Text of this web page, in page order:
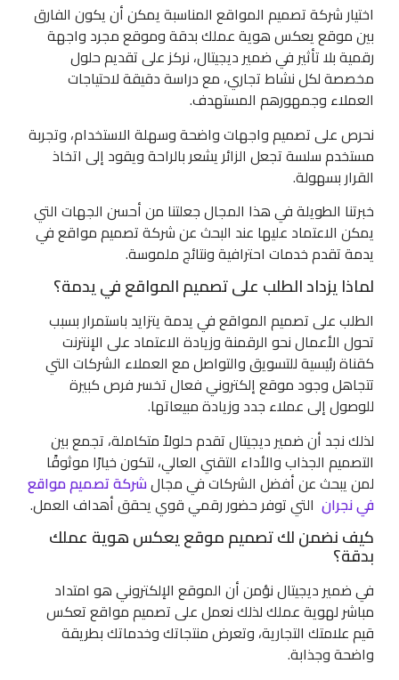
اختيار شركة تصميم المواقع المناسبة يمكن أن يكون الفارق
بين موقع يعكس هوية عملك بدقة وموقع مجرد واجهة
رقمية بلا تأثير في ضمير ديجيتال، نركز على تقديم حلول
مخصصة لكل نشاط تجاري، مع دراسة دقيقة لاحتياجات
العملاء وجمهورهم المستهدف.
نحرص على تصميم واجهات واضحة وسهلة الاستخدام، وتجربة
مستخدم سلسة تجعل الزائر يشعر بالراحة ويقود إلى اتخاذ
القرار بسهولة.
خبرتنا الطويلة في هذا المجال جعلتنا من أحسن الجهات التي
يمكن الاعتماد عليها عند البحث عن شركة تصميم مواقع في
يدمة تقدم خدمات احترافية ونتائج ملموسة.
لماذا يزداد الطلب على تصميم المواقع في يدمة؟
الطلب على تصميم المواقع في يدمة يتزايد باستمرار بسبب
تحول الأعمال نحو الرقمنة وزيادة الاعتماد على الإنترنت
كقناة رئيسية للتسويق والتواصل مع العملاء الشركات التي
تتجاهل وجود موقع إلكتروني فعال تخسر فرص كبيرة
للوصول إلى عملاء جدد وزيادة مبيعاتها.
لذلك نجد أن ضمير ديجيتال تقدم حلولاً متكاملة، تجمع بين
التصميم الجذاب والأداء التقني العالي، لتكون خيارًا موثوقًا
لمن يبحث عن أفضل الشركات في مجالشركة تصميم مواقع
في نجرانالتي توفر حضور رقمي قوي يحقق أهداف العمل.
كيف نضمن لك تصميم موقع يعكس هوية عملك
بدقة؟
في ضمير ديجيتال نؤمن أن الموقع الإلكتروني هو امتداد
مباشر لهوية عملك لذلك نعمل على تصميم مواقع تعكس
قيم علامتك التجارية، وتعرض منتجاتك وخدماتك بطريقة
واضحة وجذابة.